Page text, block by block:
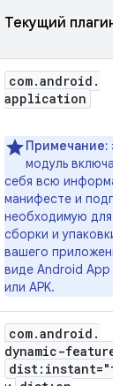
Текущий плагин
com.android .
application
Примечание:
модуль
себя всю
манифесте и
необходимую для
сборки и упаковки
вашего
виде Android App
или APK.
com.android .
dynamic-feature